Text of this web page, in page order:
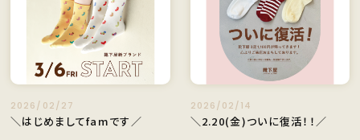
2026/02/27
＼はじめましてfamです／
2026/02/14
＼2.20(金)ついに復活！！／